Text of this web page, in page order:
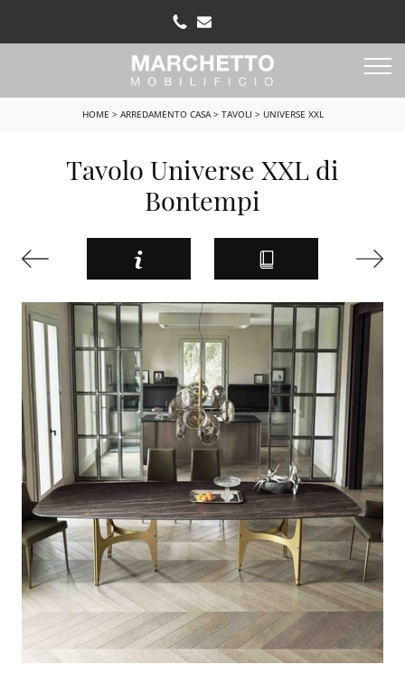
HOME > ARREDAMENTO CASA> TAVOLI > UNIVERSE XXL
Tavolo Universe XXL di
Bontempi